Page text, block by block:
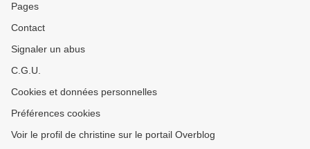
Pages
Contact
Signaler un abus
C.G.U.
Cookies et données personnelles
Préférences cookies
Voir le profil de christine sur le portail Overblog